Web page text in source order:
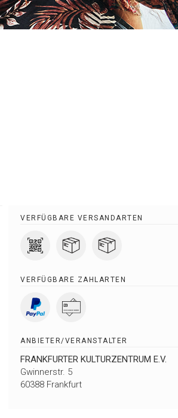
VERFÜGBARE VERSANDARTEN
VERFÜGBARE ZAHLARTEN
ANBIETER/VERANSTALTER
FRANKFURTER KULTURZENTRUM E.V.
Gwinnerstr. 5
60388 Frankfurt